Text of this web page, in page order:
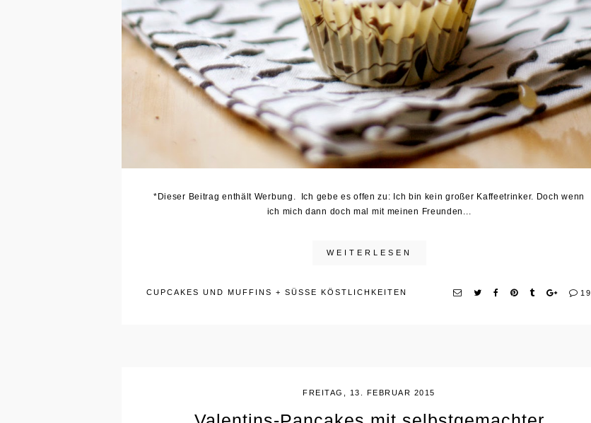
*Dieser Beitrag enthält Werbung. Ich gebe es offen zu: Ich bin kein großer Kaffeetrinker. Doch wenn
ich mich dann doch mal mit meinen Freunden...
WEITERLESEN
19
CUPCAKES UND MUFFINS + SÜSSE KÖSTLICHKEITEN
FREITAG, 13. FEBRUAR 2015